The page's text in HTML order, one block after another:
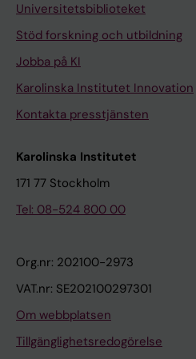
Universitetsbiblioteket
Stöd forskning och utbildning
Jobba på KI
Karolinska Institutet Innovation
Kontakta presstjänsten
Karolinska Institutet
171 77 Stockholm
Tel: 08-524 800 00
Org.nr: 202100-2973
VAT.nr: SE202100297301
Om webbplatsen
Tillgänglighetsredogörelse